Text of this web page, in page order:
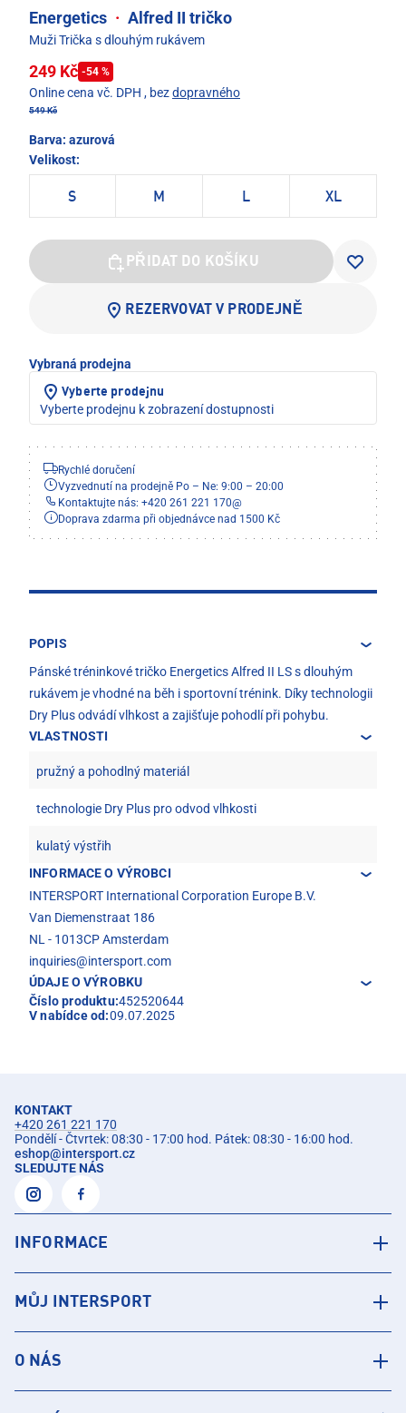
Energetics · Alfred II tričko
Muži Trička s dlouhým rukávem
249 Kč -54 %
Online cena vč. DPH , bezdopravného
549 Kč
Barva: azurová
Velikost:
S M L XL
PŘIDAT DO KOŠÍKU
REZERVOVAT V PRODEJNĚ
Vybraná prodejna
Vyberte prodejnu
Vyberte prodejnu k zobrazení dostupnosti
Rychlé doručení
Vyzvednutí na prodejně Po – Ne: 9:00 – 20:00
Kontaktujte nás: +420 261 221 170@
Doprava zdarma při objednávce nad 1500 Kč
POPIS
Pánské tréninkové tričko Energetics Alfred II LS s dlouhým
rukávem je vhodné na běh i sportovní trénink. Díky technologii
Dry Plus odvádí vlhkost a zajišťuje pohodlí při pohybu.
VLASTNOSTI
pružný a pohodlný materiál
technologie Dry Plus pro odvod vlhkosti
kulatý výstřih
INFORMACE O VÝROBCI
INTERSPORT International Corporation Europe B.V.
Van Diemenstraat 186
NL - 1013CP Amsterdam
inquiries@intersport.com
ÚDAJE O VÝROBKU
Číslo produktu:452520644
V nabídce od:09.07.2025
KONTAKT
+420 261 221 170
Pondělí - Čtvrtek: 08:30 - 17:00 hod. Pátek: 08:30 - 16:00 hod.
eshop@intersport.cz
SLEDUJTE NÁS
INFORMACE
MŮJ INTERSPORT
O NÁS